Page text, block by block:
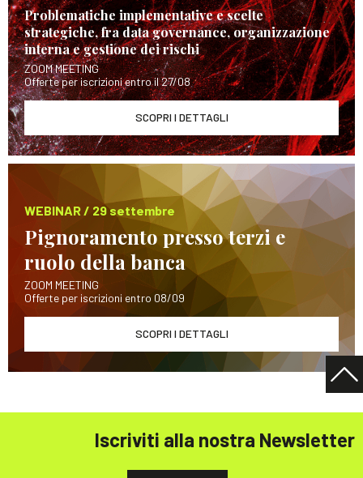
Problematiche implementative e scelte
strategiche, fra data governance, organizzazione
interna e gestione dei rischi
ZOOM MEETING
Offerte per iscrizioni entro il 27/08
SCOPRI I DETTAGLI
WEBINAR / 29 settembre
Pignoramento presso terzi e
ruolo della banca
ZOOM MEETING
Offerte per iscrizioni entro 08/09
SCOPRI I DETTAGLI
Iscriviti alla nostra Newsletter